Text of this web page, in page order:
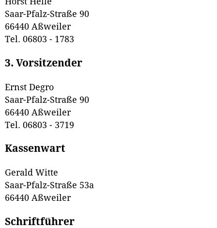
Saar-Pfalz-Straße 90
66440 Aßweiler
Tel. 06803 - 1783
3. Vorsitzender
Ernst Degro
Saar-Pfalz-Straße 90
66440 Aßweiler
Tel. 06803 - 3719
Kassenwart
Gerald Witte
Saar-Pfalz-Straße 53a
66440 Aßweiler
Schriftführer